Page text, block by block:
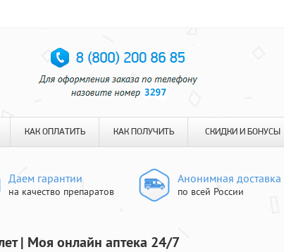
КАК ОПЛАТИТЬ КАК ПОЛУЧИТЬ СКИДКИ И БОНУСЫ
Даем гарантии
на качество препаратов
Анонимная доставка
по всей России
| Моя онлайн аптека 24/7